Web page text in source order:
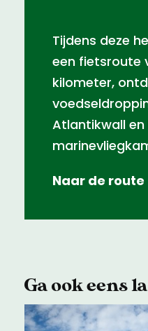
Tijdens deze
een fietsroute
kilometer,
Atlantikwall en
Naar de route
Ga ook eens